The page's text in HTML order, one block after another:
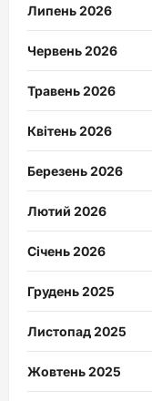
Липень 2026
Червень 2026
Травень 2026
Квітень 2026
Березень 2026
Лютий 2026
Січень 2026
Грудень 2025
Листопад 2025
Жовтень 2025